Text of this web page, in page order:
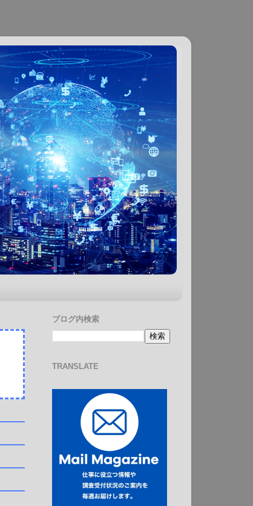
ブログ内検索
TRANSLATE